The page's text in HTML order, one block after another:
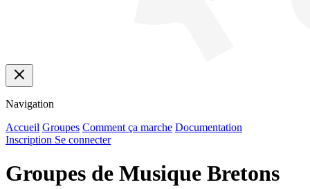
Navigation
Accueil Groupes Comment ça marche Documentation
Inscription Se connecter
Groupes de Musique Bretons